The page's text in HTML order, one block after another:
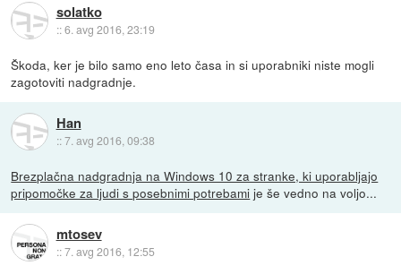
solatko
::6. avg 2016, 23:19
Škoda, ker je bilo samo eno leto časa in si uporabniki niste mogli
zagotoviti nadgradnje.
Han
::7. avg 2016, 09:38
Brezplačna nadgradnja na Windows 10 za stranke, ki uporabljajo
pripomočke za ljudi s posebnimi potrebami je še vedno na voljo...
mtosev
::7. avg 2016, 12:55